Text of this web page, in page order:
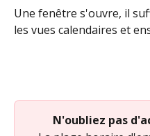
Une fenêtre s'ouvre, il
les vues calendaires et
N'oubliez pas